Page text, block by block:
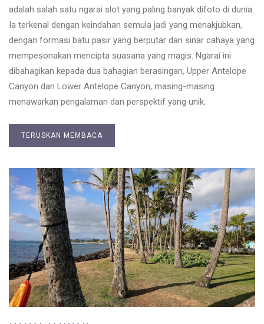
adalah salah satu ngarai slot yang paling banyak difoto di dunia.
Ia terkenal dengan keindahan semula jadi yang menakjubkan,
dengan formasi batu pasir yang berputar dan sinar cahaya yang
mempesonakan mencipta suasana yang magis. Ngarai ini
dibahagikan kepada dua bahagian berasingan, Upper Antelope
Canyon dan Lower Antelope Canyon, masing-masing
menawarkan pengalaman dan perspektif yang unik.
TERUSKAN MEMBACA